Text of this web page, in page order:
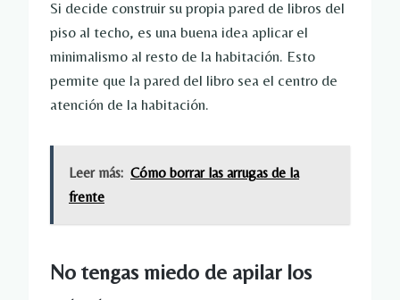
Si decide construir su propia pared de libros del
piso al techo, es una buena idea aplicar el
minimalismo al resto de la habitación. Esto
permite que la pared del libro sea el centro de
atención de la habitación.
Leer más: Cómo borrar las arrugas de la
frente
No tengas miedo de apilar los